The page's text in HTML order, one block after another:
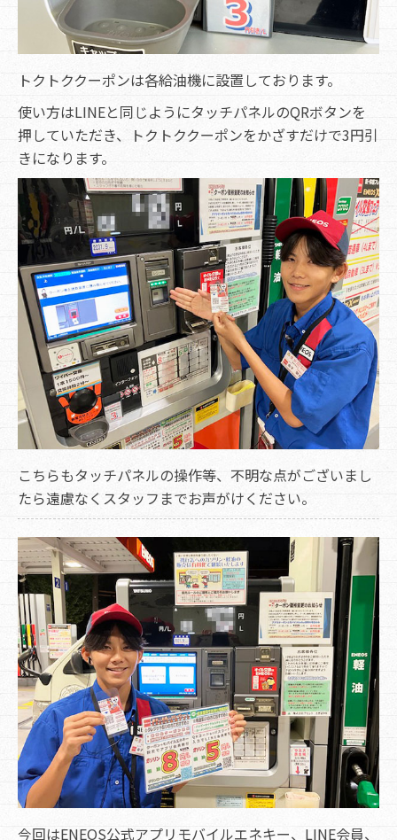
トクトククーポンは各給油機に設置しております。
使い方はLINEと同じようにタッチパネルのQRボタンを
押していただき、トクトククーポンをかざすだけで3円引
きになります。
こちらもタッチパネルの操作等、不明な点がございまし
たら遠慮なくスタッフまでお声がけください。
今回はENEOS公式アプリモバイルエネキー、LINE会員、